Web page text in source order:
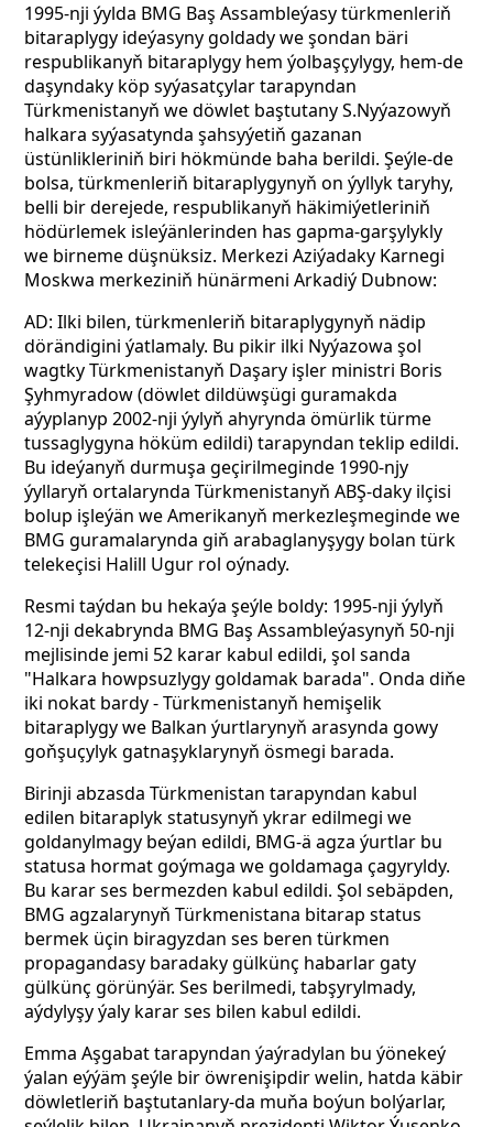
1995-nji ýylda BMG Baş Assambleýasy türkmenleriň
bitaraplygy ideýasyny goldady we şondan bäri
respublikanyň bitaraplygy hem ýolbaşçylygy, hem-de
daşyndaky köp syýasatçylar tarapyndan
Türkmenistanyň we döwlet baştutany S.Nyýazowyň
halkara syýasatynda şahsyýetiň gazanan
üstünlikleriniň biri hökmünde baha berildi. Şeýle-de
bolsa, türkmenleriň bitaraplygynyň on ýyllyk taryhy,
belli bir derejede, respublikanyň häkimiýetleriniň
hödürlemek isleýänlerinden has gapma-garşylykly
we birneme düşnüksiz. Merkezi Aziýadaky Karnegi
Moskwa merkeziniň hünärmeni Arkadiý Dubnow:
AD: Ilki bilen, türkmenleriň bitaraplygynyň nädip
dörändigini ýatlamaly. Bu pikir ilki Nyýazowa şol
wagtky Türkmenistanyň Daşary işler ministri Boris
Şyhmyradow (döwlet dildüwşügi guramakda
aýyplanyp 2002-nji ýylyň ahyrynda ömürlik türme
tussaglygyna höküm edildi)tarapyndan teklip edildi.
Bu ideýanyň durmuşa geçirilmeginde 1990-njy
ýyllaryň ortalarynda Türkmenistanyň ABŞ-daky ilçisi
bolup işleýän we Amerikanyň merkezleşmeginde we
BMG guramalarynda giň arabaglanyşygy bolan türk
telekeçisi Halill Ugur rol oýnady.
Resmi taýdan bu hekaýa şeýle boldy: 1995-nji ýylyň
12-nji dekabrynda BMG Baş Assambleýasynyň 50-nji
mejlisinde jemi 52 karar kabul edildi, şol sanda
"Halkara howpsuzlygy goldamak barada". Onda diňe
iki nokat bardy - Türkmenistanyň hemişelik
bitaraplygy we Balkan ýurtlarynyň arasynda gowy
goňşuçylyk gatnaşyklarynyň ösmegi barada.
Birinji abzasda Türkmenistan tarapyndan kabul
edilen bitaraplyk statusynyň ykrar edilmegi we
goldanylmagy beýan edildi, BMG-ä agza ýurtlar bu
statusa hormat goýmaga we goldamaga çagyryldy.
Bu karar ses bermezden kabul edildi. Şol sebäpden,
BMG agzalarynyň Türkmenistana bitarap status
bermek üçin biragyzdan ses beren türkmen
propagandasy baradaky gülkünç habarlar gaty
gülkünç görünýär. Ses berilmedi, tabşyrylmady,
aýdylyşy ýaly karar ses bilen kabul edildi.
Emma Aşgabat tarapyndan ýaýradylan bu ýönekeý
ýalan eýýäm şeýle bir öwrenişipdir welin, hatda käbir
döwletleriň baştutanlary-da muňa boýun bolýarlar,